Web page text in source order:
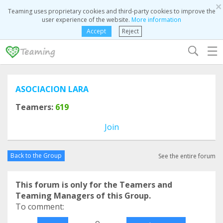
×
Teaming uses proprietary cookies and third-party cookies to improve the
user experience of the website. More information
Accept
Reject
☰
ASOCIACION LARA
Teamers: 619
Join
Back to the Group See the entire forum
This forum is only for the Teamers and
Teaming Managers of this Group.
To comment: